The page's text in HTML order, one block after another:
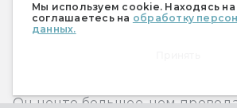
Мы используем cookie. Находясь на
соглашаетесь на обработку
данных.
Он нечто большее, чем